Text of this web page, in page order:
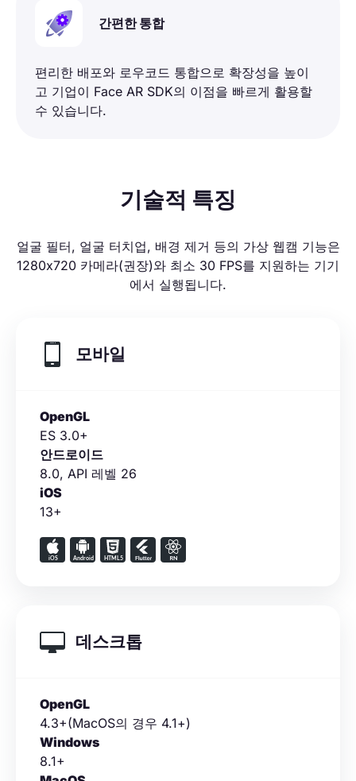
간편한 통합
편리한 배포와 로우코드 통합으로 확장성을 높이
고 기업이 Face AR SDK의 이점을 빠르게 활용할
수 있습니다.
기술적 특징
얼굴 필터, 얼굴 터치업, 배경 제거 등의 가상 웹캠 기능은
1280x720 카메라(권장)와 최소 30 FPS를 지원하는 기기
에서 실행됩니다.
모바일
OpenGL
ES 3.0+
안드로이드
8.0, API 레벨 26
iOS
13+
데스크톱
OpenGL
4.3+(MacOS의 경우 4.1+)
Windows
8.1+